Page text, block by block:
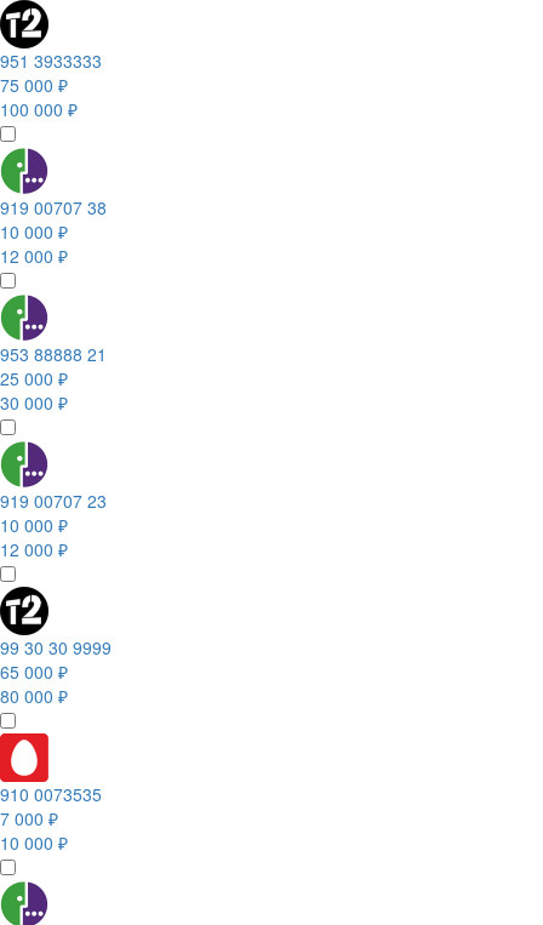
951 3933333
75 000 ₽
100 000 ₽
919 00707 38
10 000 ₽
12 000 ₽
953 88888 21
25 000 ₽
30 000 ₽
919 00707 23
10 000 ₽
12 000 ₽
99 30 30 9999
65 000 ₽
80 000 ₽
910 0073535
7 000 ₽
10 000 ₽